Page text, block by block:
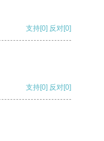
支持[0] 反对[0]
支持[0] 反对[0]